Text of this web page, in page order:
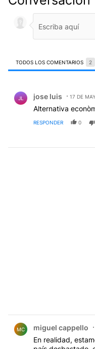
TODOS LOS COMENTARIOS 2
JL jose luis 17 DE
Alternativa
RESPONDER 0
MC miguel cappello
En realidad,